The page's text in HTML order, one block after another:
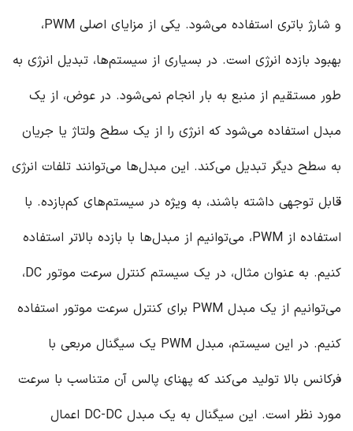
و شارژ باتری استفاده می‌شود. یکی از مزایای اصلی PWM،
بهبود بازده انرژی است. در بسیاری از سیستم‌ها، تبدیل انرژی به
طور مستقیم از منبع به بار انجام نمی‌شود. در عوض، از یک
مبدل استفاده می‌شود که انرژی را از یک سطح ولتاژ یا جریان
به سطح دیگر تبدیل می‌کند. این مبدل‌ها می‌توانند تلفات انرژی
قابل توجهی داشته باشند، به ویژه در سیستم‌های کم‌بازده. با
استفاده از PWM، می‌توانیم از مبدل‌ها با بازده بالاتر استفاده
کنیم. به عنوان مثال، در یک سیستم کنترل سرعت موتور DC،
می‌توانیم از یک مبدل PWM برای کنترل سرعت موتور استفاده
کنیم. در این سیستم، مبدل PWM یک سیگنال مربعی با
فرکانس بالا تولید می‌کند که پهنای پالس آن متناسب با سرعت
مورد نظر است. این سیگنال به یک مبدل DC-DC اعمال